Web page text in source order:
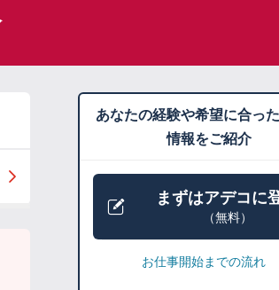
あなたの経験や希望に合っ
情報をご紹介
まずはアデコに
（無料）
お仕事開始までの流れ